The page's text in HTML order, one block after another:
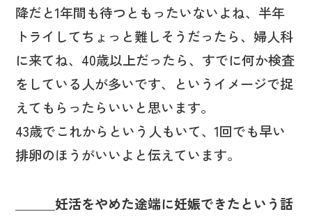
降だと1年間も待つともったいないよね、半年
トライしてちょっと難しそうだったら、婦人科
に来てね、40歳以上だったら、すでに何か検査
をしている人が多いです、というイメージで捉
えてもらったらいいと思います。
43歳でこれからという人もいて、1回でも早い
排卵のほうがいいよと伝えています。
＿＿＿妊活をやめた途端に妊娠できたという話